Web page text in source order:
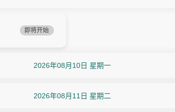
即将开始
2026年08月10日 星期一
2026年08月11日 星期二